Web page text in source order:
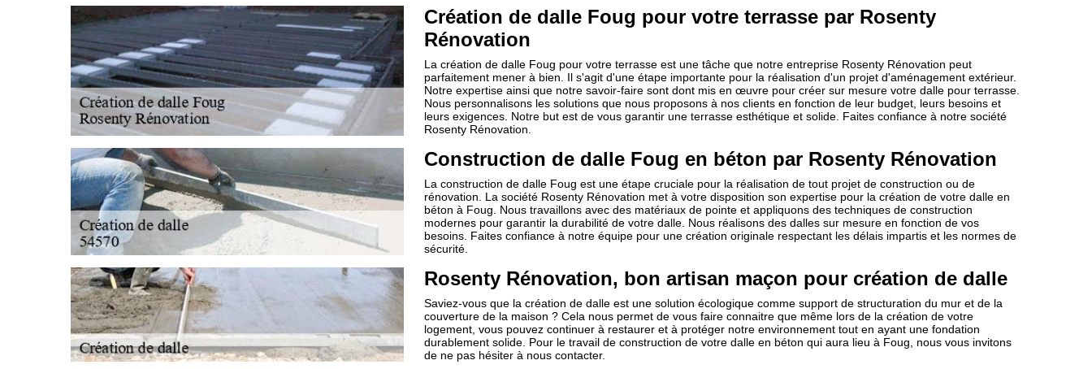
Création de dalle Foug pour votre terrasse par Rosenty
Rénovation
La création de dalle Foug pour votre terrasse est une tâche que notre entreprise Rosenty Rénovation peut
parfaitement mener à bien. Il s'agit d'une étape importante pour la réalisation d'un projet d'aménagement extérieur.
Notre expertise ainsi que notre savoir-faire sont dont mis en œuvre pour créer sur mesure votre dalle pour terrasse.
Nous personnalisons les solutions que nous proposons à nos clients en fonction de leur budget, leurs besoins et
leurs exigences. Notre but est de vous garantir une terrasse esthétique et solide. Faites confiance à notre société
Rosenty Rénovation.
Construction de dalle Foug en béton par Rosenty Rénovation
La construction de dalle Foug est une étape cruciale pour la réalisation de tout projet de construction ou de
rénovation. La société Rosenty Rénovation met à votre disposition son expertise pour la création de votre dalle en
béton à Foug. Nous travaillons avec des matériaux de pointe et appliquons des techniques de construction
modernes pour garantir la durabilité de votre dalle. Nous réalisons des dalles sur mesure en fonction de vos
besoins. Faites confiance à notre équipe pour une création originale respectant les délais impartis et les normes de
sécurité.
Rosenty Rénovation, bon artisan maçon pour création de dalle
Saviez-vous que la création de dalle est une solution écologique comme support de structuration du mur et de la
couverture de la maison ? Cela nous permet de vous faire connaitre que même lors de la création de votre
logement, vous pouvez continuer à restaurer et à protéger notre environnement tout en ayant une fondation
durablement solide. Pour le travail de construction de votre dalle en béton qui aura lieu à Foug, nous vous invitons
de ne pas hésiter à nous contacter.